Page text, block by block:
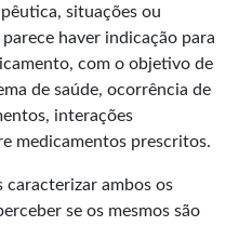
situações ou
haver indicação para
com o objetivo de
de saúde, ocorrência de
interações
medicamentos prescritos.
caracterizar ambos os
se os mesmos são